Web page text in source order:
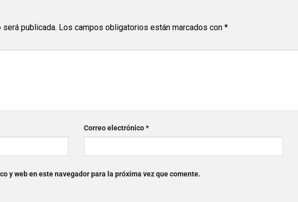
publicada. Los campos obligatorios están marcados con *
Correo electrónico*
y web en este navegador para la próxima vez que comente.